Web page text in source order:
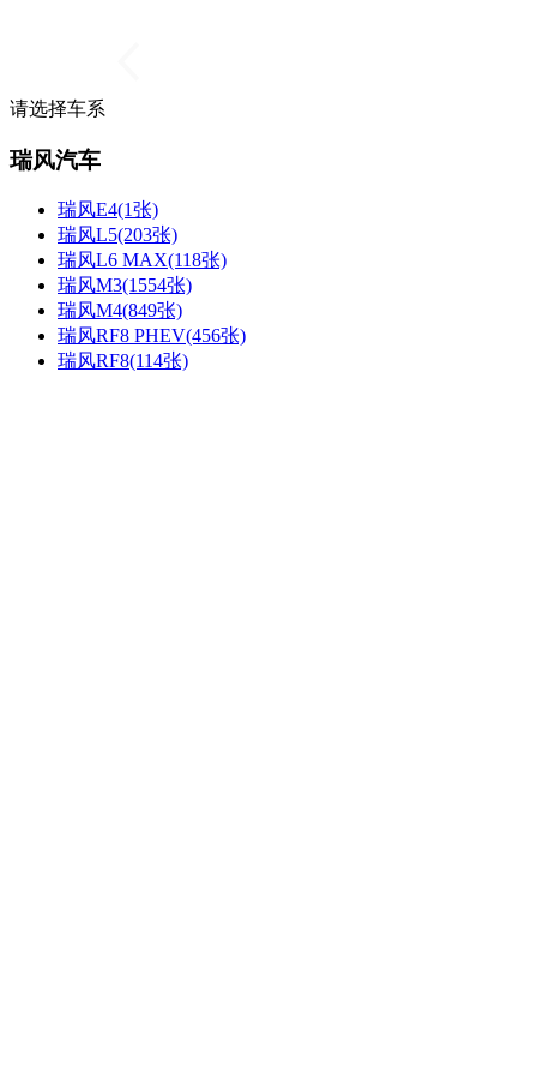
请选择车系
瑞风汽车
瑞风E4(1张)
瑞风L5(203张)
瑞风L6 MAX(118张)
瑞风M3(1554张)
瑞风M4(849张)
瑞风RF8 PHEV(456张)
瑞风RF8(114张)